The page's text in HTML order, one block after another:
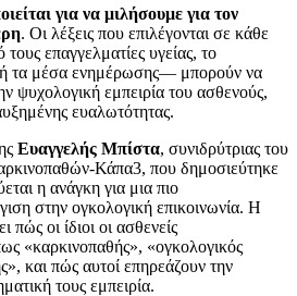
για να μιλήσουμε για τον
. Οι λέξεις που επιλέγονται σε κάθε
επαγγελματίες υγείας, το
ή τα μέσα ενημέρωσης— μπορούν να
ψυχολογική εμπειρία του ασθενούς,
ευαλωτότητας.
Ευαγγελής Μπίστα, συνιδρύτριας του
Κάπα3, που δημοσιεύτηκε
η ανάγκη για μια πιο
στην ογκολογική επικοινωνία. Η
πώς οι ίδιοι οι ασθενείς
«καρκινοπαθής», «ογκολογικός
και πώς αυτοί επηρεάζουν την
τους εμπειρία.